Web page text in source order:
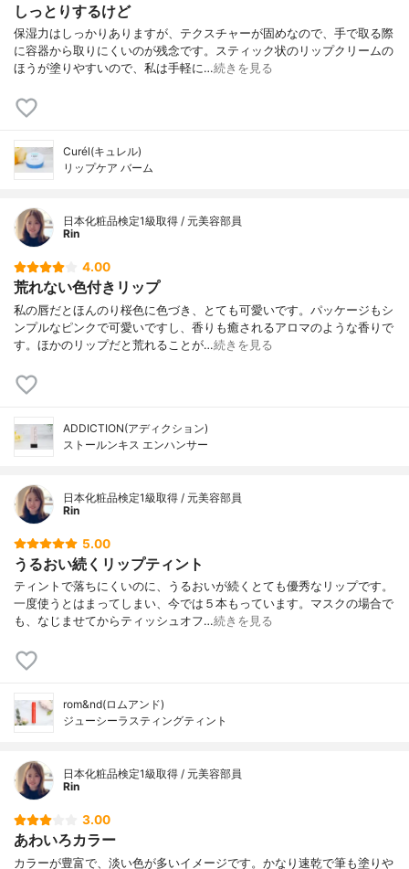
しっとりするけど
保湿力はしっかりありますが、テクスチャーが固めなので、手で取る際
に容器から取りにくいのが残念です。スティック状のリップクリームの
ほうが塗りやすいので、私は手軽に…続きを見る
Curél(キュレル)
リップケア バーム
日本化粧品検定1級取得 / 元美容部員
Rin
4.00
荒れない色付きリップ
私の唇だとほんのり桜色に色づき、とても可愛いです。パッケージもシ
ンプルなピンクで可愛いですし、香りも癒されるアロマのような香りで
す。ほかのリップだと荒れることが…続きを見る
ADDICTION(アディクション)
ストールンキス エンハンサー
日本化粧品検定1級取得 / 元美容部員
Rin
5.00
うるおい続くリップティント
ティントで落ちにくいのに、うるおいが続くとても優秀なリップです。
一度使うとはまってしまい、今では５本もっています。マスクの場合で
も、なじませてからティッシュオフ…続きを見る
rom&nd(ロムアンド)
ジューシーラスティングティント
日本化粧品検定1級取得 / 元美容部員
Rin
3.00
あわいろカラー
カラーが豊富で、淡い色が多いイメージです。かなり速乾で筆も塗りや